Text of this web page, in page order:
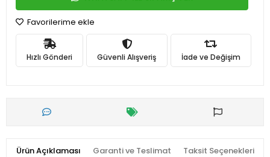
Favorilerime ekle
Hızlı Gönderi Güvenli Alışveriş İade ve Değişim
Ürün Açıklaması Garanti ve Teslimat Taksit Seçenekleri